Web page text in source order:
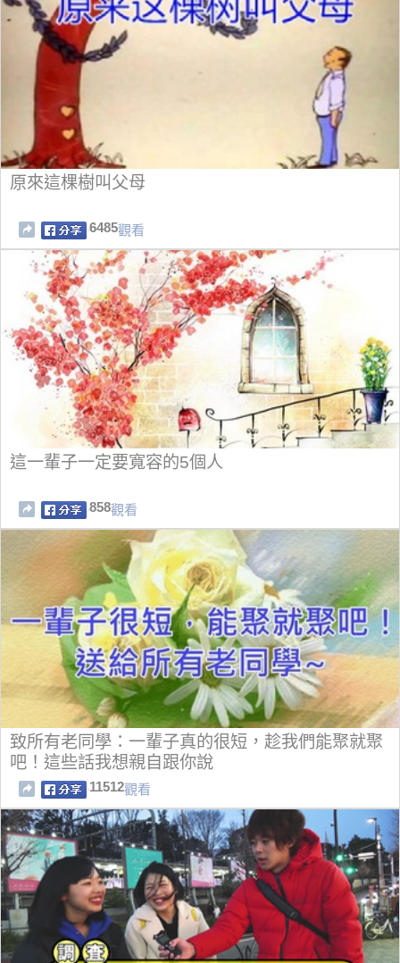
原來這棵樹叫父母
6485觀看
這一輩子一定要寬容的5個人
858觀看
致所有老同學：一輩子真的很短，趁我們能聚就聚
吧！這些話我想親自跟你說
11512觀看